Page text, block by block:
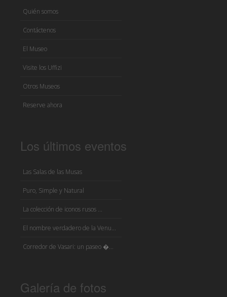
Quién somos
Contáctenos
El Museo
Visite los Uffizi
Otros Museos
Reserve ahora
Los últimos eventos
Las Salas de las Musas
Puro, Simple y Natural
La colección de iconos rusos ...
El nombre verdadero de la Venu...
Corredor de Vasari: un paseo �...
Galería de fotos